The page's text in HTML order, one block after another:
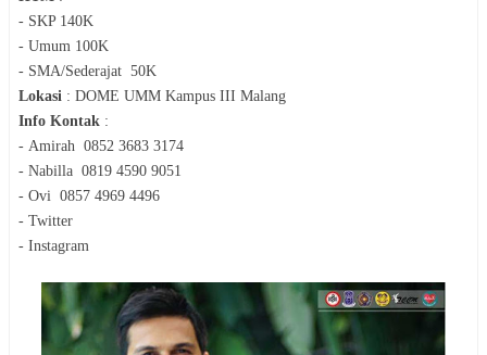
- SKP 140K
- Umum 100K
- SMA/Sederajat 50K
Lokasi : DOME UMM Kampus III Malang
Info Kontak :
- Amirah 0852 3683 3174
- Nabilla 0819 4590 9051
- Ovi 0857 4969 4496
- Twitter
- Instagram